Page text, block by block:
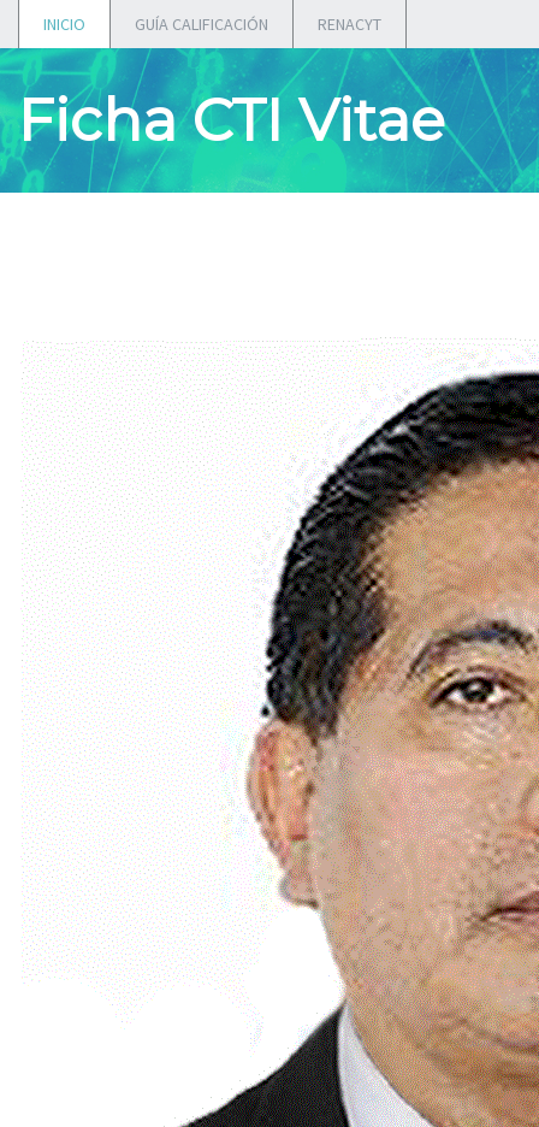
INICIO GUÍA CALIFICACIÓN RENACYT
Ficha CTI Vitae